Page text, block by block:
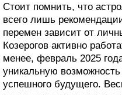
Стоит помнить, что
всего лишь
перемен зависит от
Козерогов активно
менее, февраль 2025
уникальную
успешного будущего.